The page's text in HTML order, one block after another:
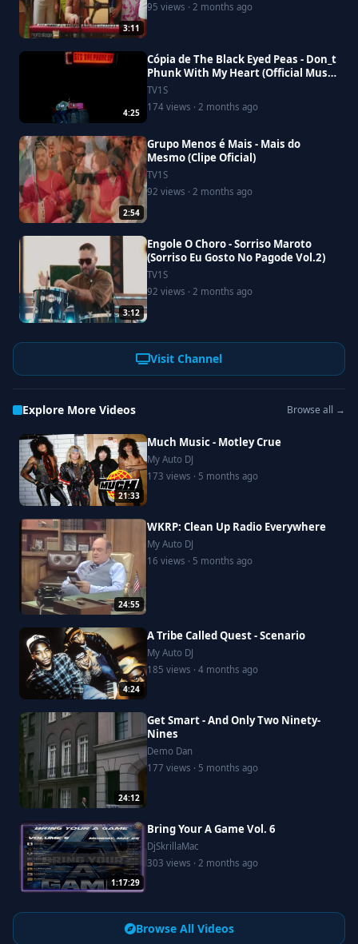
3:11
95 views · 2 months ago
4:25
Cópia de The Black Eyed Peas - Don_t
Phunk With My Heart (Official Music
Video)
TV1S
174 views · 2 months ago
2:54
Grupo Menos é Mais - Mais do
Mesmo (Clipe Oficial)
TV1S
92 views · 2 months ago
3:12
Engole O Choro - Sorriso Maroto
(Sorriso Eu Gosto No Pagode Vol.2)
TV1S
92 views · 2 months ago
Visit Channel
Explore More Videos Browse all →
21:33
Much Music - Motley Crue
My Auto DJ
173 views · 5 months ago
24:55
WKRP: Clean Up Radio Everywhere
My Auto DJ
16 views · 5 months ago
4:24
A Tribe Called Quest - Scenario
My Auto DJ
185 views · 4 months ago
24:12
Get Smart - And Only Two Ninety-
Nines
Demo Dan
177 views · 5 months ago
1:17:29
Bring Your A Game Vol. 6
DjSkrillaMac
303 views · 2 months ago
Browse All Videos